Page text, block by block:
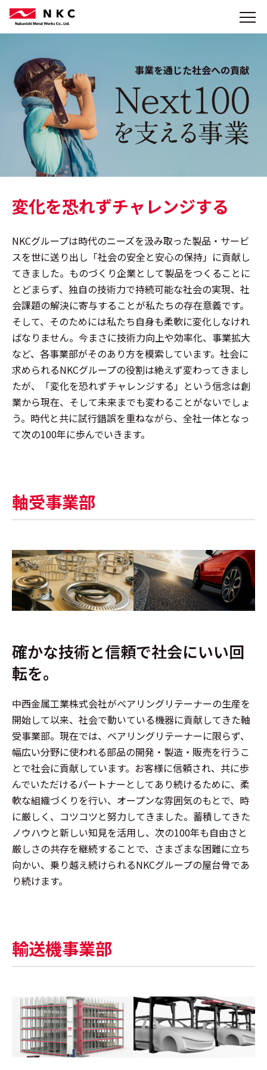
事業を通じた社会への貢献
変化を恐れずチャレンジする
NKCグループは時代のニーズを汲み取った製品・サービ
スを世に送り出し「社会の安全と安心の保持」に貢献し
てきました。ものづくり企業として製品をつくることに
とどまらず、独自の技術力で持続可能な社会の実現、社
会課題の解決に寄与することが私たちの存在意義です。
そして、そのためには私たち自身も柔軟に変化しなけれ
ばなりません。今まさに技術力向上や効率化、事業拡大
など、各事業部がそのあり方を模索しています。社会に
求められるNKCグループの役割は絶えず変わってきまし
たが、「変化を恐れずチャレンジする」という信念は創
業から現在、そして未来までも変わることがないでしょ
う。時代と共に試行錯誤を重ねながら、全社一体となっ
て次の100年に歩んでいきます。
軸受事業部
確かな技術と信頼で社会にいい回
転を。
中西金属工業株式会社がベアリングリテーナーの生産を
開始して以来、社会で動いている機器に貢献してきた軸
受事業部。現在では、ベアリングリテーナーに限らず、
幅広い分野に使われる部品の開発・製造・販売を行うこ
とで社会に貢献しています。お客様に信頼され、共に歩
んでいただけるパートナーとしてあり続けるために、柔
軟な組織づくりを行い、オープンな雰囲気のもとで、時
に厳しく、コツコツと努力してきました。蓄積してきた
ノウハウと新しい知見を活用し、次の100年も自由さと
厳しさの共存を継続することで、さまざまな困難に立ち
向かい、乗り越え続けられるNKCグループの屋台骨であ
り続けます。
輸送機事業部